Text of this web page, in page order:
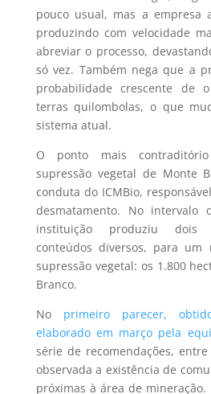
pouco usual, mas a empresa
produzindo com velocidade
abreviar o processo,
só vez. Também nega que a
probabilidade crescente de
terras quilombolas, o que
sistema atual.
O ponto mais
supressão vegetal de Monte
conduta do ICMBio,
desmatamento. No intervalo
instituição produziu dois
conteúdos diversos, para um
supressão vegetal: os 1.800
Branco.
No primeiro parecer,
elaborado em março pela
série de recomendações,
observada a existência de
próximas à área de mineração.